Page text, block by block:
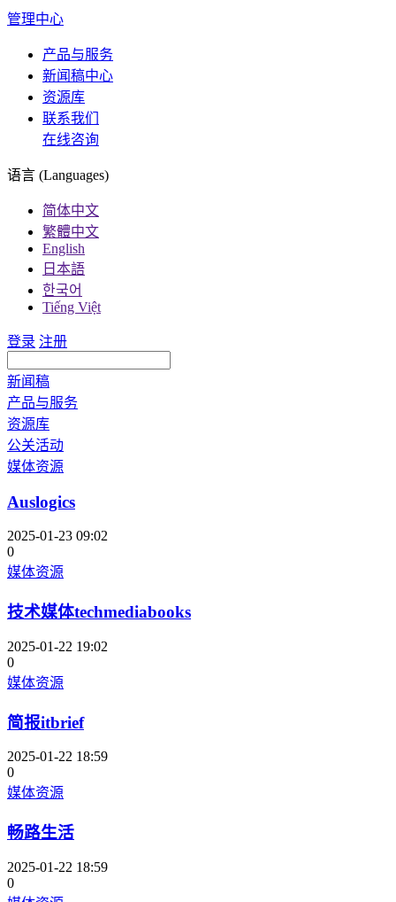
管理中心
产品与服务
新闻稿中心
资源库
联系我们
在线咨询
语言 (Languages)
简体中文
繁體中文
English
日本語
한국어
Tiếng Việt
登录 注册
新闻稿
产品与服务
资源库
公关活动
媒体资源
Auslogics
2025-01-23 09:02
0
媒体资源
技术媒体techmediabooks
2025-01-22 19:02
0
媒体资源
简报itbrief
2025-01-22 18:59
0
媒体资源
畅路生活
2025-01-22 18:59
0